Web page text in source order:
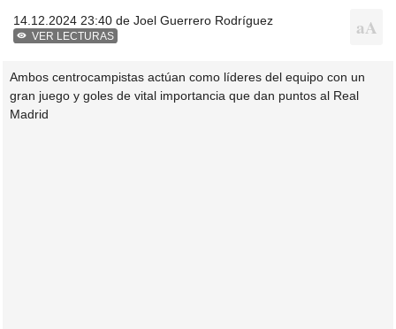
14.12.2024 23:40 de Joel Guerrero Rodríguez
VER LECTURAS
Ambos centrocampistas actúan como líderes del equipo con un
gran juego y goles de vital importancia que dan puntos al Real
Madrid